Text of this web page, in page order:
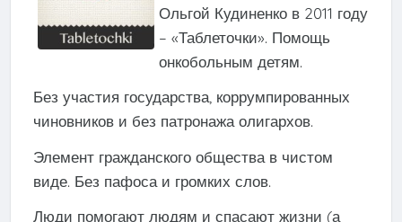
Ольгой Кудиненко в 2011 году
– «Таблеточки». Помощь
онкобольным детям.
Без участия государства, коррумпированных
чиновников и без патронажа олигархов.
Элемент гражданского общества в чистом
виде. Без пафоса и громких слов.
Люди помогают людям и спасают жизни (а